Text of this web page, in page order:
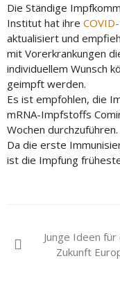
Die Ständige
Institut hat ihre
aktualisiert und
mit Vorerkrankungen
individuellem Wunsch
geimpft werden.
Es ist empfohlen, die
mRNA-Impfstoffs
Wochen durchzuführen.
Da die erste
ist die Impfung
Junge Ideen für
Zukunft